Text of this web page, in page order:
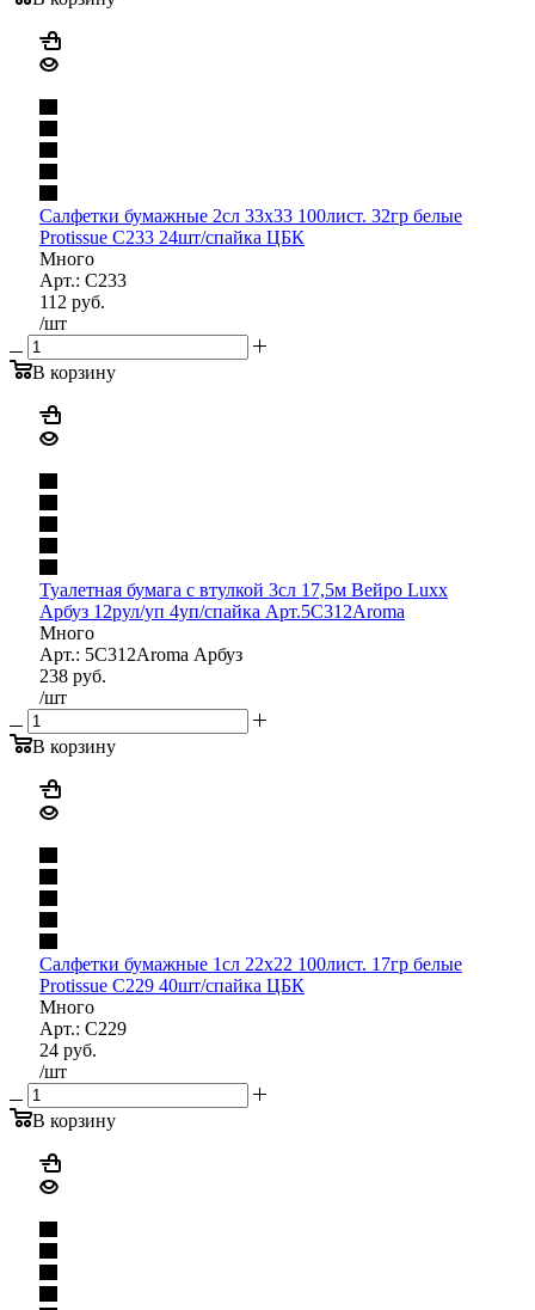
Салфетки бумажные 2сл 33х33 100лист. 32гр белые
Protissue С233 24шт/спайка ЦБК
Много
Арт.: С233
112 руб.
/шт
В корзину
Туалетная бумага с втулкой 3сл 17,5м Вейро Luxx
Арбуз 12рул/уп 4уп/спайка Арт.5C312Aroma
Много
Арт.: 5C312Aroma Арбуз
238 руб.
/шт
В корзину
Салфетки бумажные 1сл 22х22 100лист. 17гр белые
Protissue С229 40шт/спайка ЦБК
Много
Арт.: С229
24 руб.
/шт
В корзину